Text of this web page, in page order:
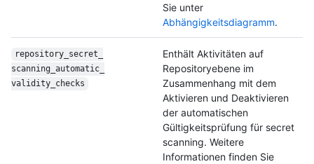
Sie unter
Abhängigkeitsdiagramm.
repository_secret_
scanning_automatic_
validity_checks
Enthält Aktivitäten auf
Repositoryebene im
Zusammenhang mit dem
Aktivieren und Deaktivieren
der automatischen
Gültigkeitsprüfung für secret
scanning. Weitere
Informationen finden Sie